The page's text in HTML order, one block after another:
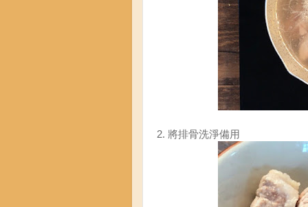
2. 將排骨洗淨備用